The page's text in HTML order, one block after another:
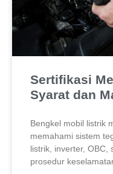
Sertifikasi
Syarat dan
Bengkel mobil listrik
memahami sistem
listrik, inverter, OBC,
prosedur